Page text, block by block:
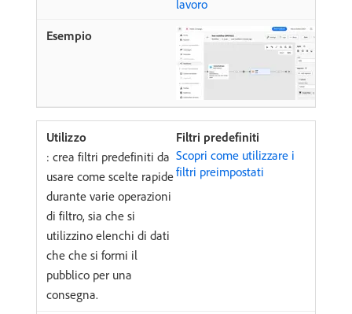
lavoro
Filtri predefiniti
: crea filtri predefiniti da
usare come scelte rapide
durante varie operazioni
di filtro, sia che si
utilizzino elenchi di dati
che che si formi il
pubblico per una
consegna.
Scopri come utilizzare i
filtri preimpostati